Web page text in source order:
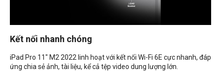
Kết nối nhanh chóng
iPad Pro 11" M2 2022 linh hoạt với kết nối Wi-Fi 6E cực nhanh, đáp
ứng chia sẻ ảnh, tài liệu, kể cả tệp video dung lượng lớn.